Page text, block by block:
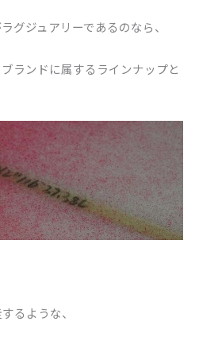
グジュアリーであるのなら、
ランドに属するラインナップと
るような、